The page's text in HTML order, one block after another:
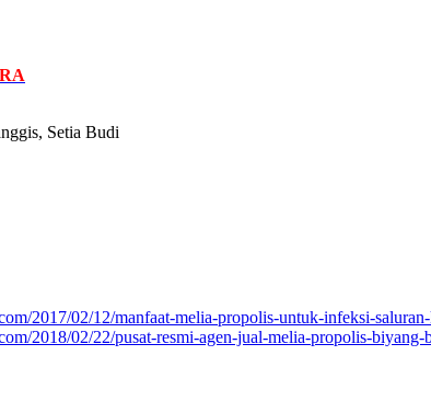
Setia Budi
2017/02/12/manfaat-melia-propolis-untuk-infeksi-
2018/02/22/pusat-resmi-agen-jual-melia-propolis-biyang-